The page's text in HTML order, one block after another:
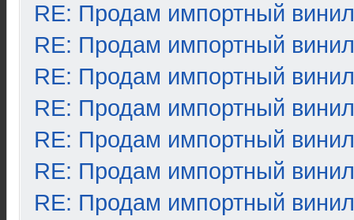
RE: Продам импортный винил
RE: Продам импортный винил
RE: Продам импортный винил
RE: Продам импортный винил
RE: Продам импортный винил
RE: Продам импортный винил
RE: Продам импортный винил